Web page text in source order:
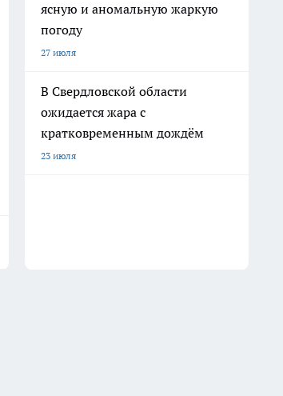
ясную и аномальную жаркую
погоду
27 июля
В Свердловской области
ожидается жара с
кратковременным дождём
23 июля